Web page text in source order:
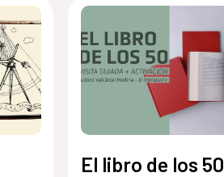
El libro de los 50